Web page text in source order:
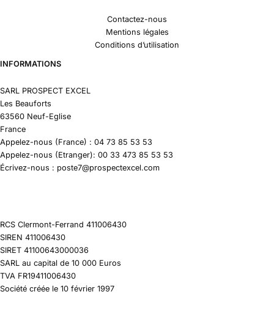
Contactez-nous
Mentions légales
Conditions d’utilisation
INFORMATIONS
SARL PROSPECT EXCEL
Les Beauforts
63560 Neuf-Eglise
France
Appelez-nous (France) : 04 73 85 53 53
Appelez-nous (Etranger): 00 33 473 85 53 53
Écrivez-nous : poste7@prospectexcel.com
RCS Clermont-Ferrand 411006430
SIREN 411006430
SIRET 41100643000036
SARL au capital de 10 000 Euros
TVA FR19411006430
Société créée le 10 février 1997